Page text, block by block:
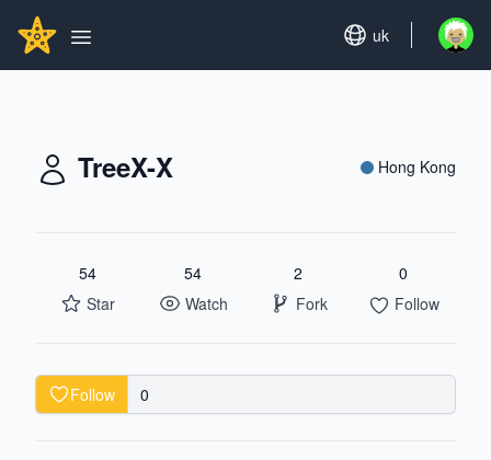
GITHUBSTAR
Open main menu
Set language
uk Open
TreeX-X Hong Kong
54
Star
54
Watch
2
Fork
0
Follow
Follow 0